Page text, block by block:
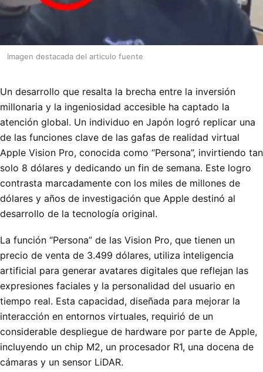
Imagen destacada del articulo fuente
Un desarrollo que resalta la brecha entre la inversión
millonaria y la ingeniosidad accesible ha captado la
atención global. Un individuo en Japón logró replicar una
de las funciones clave de las gafas de realidad virtual
Apple Vision Pro, conocida como “Persona”, invirtiendo tan
solo 8 dólares y dedicando un fin de semana. Este logro
contrasta marcadamente con los miles de millones de
dólares y años de investigación que Apple destinó al
desarrollo de la tecnología original.
La función “Persona” de las Vision Pro, que tienen un
precio de venta de 3.499 dólares, utiliza inteligencia
artificial para generar avatares digitales que reflejan las
expresiones faciales y la personalidad del usuario en
tiempo real. Esta capacidad, diseñada para mejorar la
interacción en entornos virtuales, requirió de un
considerable despliegue de hardware por parte de Apple,
incluyendo un chip M2, un procesador R1, una docena de
cámaras y un sensor LiDAR.